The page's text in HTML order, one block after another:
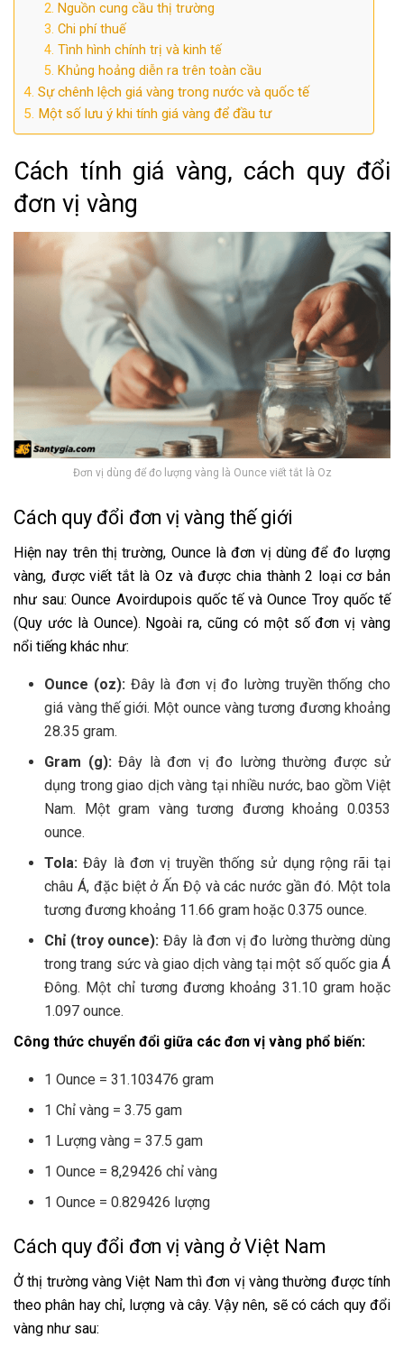
Nguồn cung cầu thị trường
Chi phí thuế
Tình hình chính trị và kinh tế
Khủng hoảng diễn ra trên toàn cầu
Sự chênh lệch giá vàng trong nước và quốc tế
Một số lưu ý khi tính giá vàng để đầu tư
Cách tính giá vàng, cách quy đổi
đơn vị vàng
Đơn vị dùng để đo lượng vàng là Ounce viết tắt là Oz
Cách quy đổi đơn vị vàng thế giới
Hiện nay trên thị trường, Ounce là đơn vị dùng để đo lượng
vàng, được viết tắt là Oz và được chia thành 2 loại cơ bản
như sau: Ounce Avoirdupois quốc tế và Ounce Troy quốc tế
(Quy ước là Ounce). Ngoài ra, cũng có một số đơn vị vàng
nổi tiếng khác như:
Ounce (oz): Đây là đơn vị đo lường truyền thống cho
giá vàng thế giới. Một ounce vàng tương đương khoảng
28.35 gram.
Gram (g): Đây là đơn vị đo lường thường được sử
dụng trong giao dịch vàng tại nhiều nước, bao gồm Việt
Nam. Một gram vàng tương đương khoảng 0.0353
ounce.
Tola: Đây là đơn vị truyền thống sử dụng rộng rãi tại
châu Á, đặc biệt ở Ấn Độ và các nước gần đó. Một tola
tương đương khoảng 11.66 gram hoặc 0.375 ounce.
Chỉ (troy ounce): Đây là đơn vị đo lường thường dùng
trong trang sức và giao dịch vàng tại một số quốc gia Á
Đông. Một chỉ tương đương khoảng 31.10 gram hoặc
1.097 ounce.
Công thức chuyển đổi giữa các đơn vị vàng phổ biến:
1 Ounce = 31.103476 gram
1 Chỉ vàng = 3.75 gam
1 Lượng vàng = 37.5 gam
1 Ounce = 8,29426 chỉ vàng
1 Ounce = 0.829426 lượng
Cách quy đổi đơn vị vàng ở Việt Nam
Ở thị trường vàng Việt Nam thì đơn vị vàng thường được tính
theo phân hay chỉ, lượng và cây. Vậy nên, sẽ có cách quy đổi
vàng như sau: